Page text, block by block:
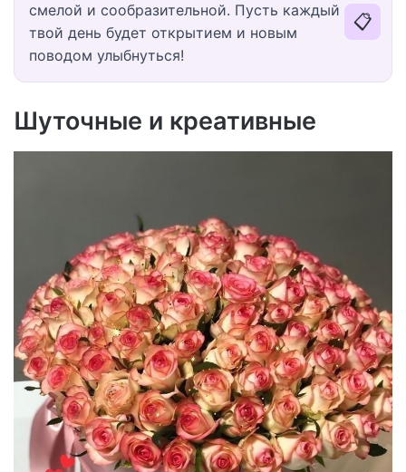
смелой и сообразительной. Пусть каждый
твой день будет открытием и новым
поводом улыбнуться!
📋
Шуточные и креативные